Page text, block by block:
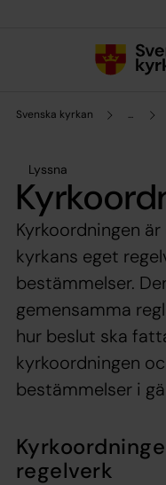
Svenska kyrkan ...
Lyssna
Kyrkoordningen
kyrkans eget
bestämmelser.
gemensamma
hur beslut ska
kyrkoordningen
bestämmelser i
regelverk